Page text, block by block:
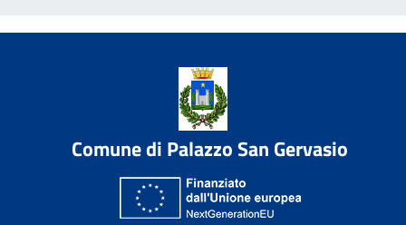
Comune di Palazzo San Gervasio